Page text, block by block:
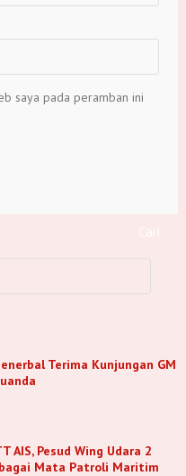
saya pada peramban ini
Terima Kunjungan GM
AIS, Pesud Wing Udara 2
Mata Patroli Maritim